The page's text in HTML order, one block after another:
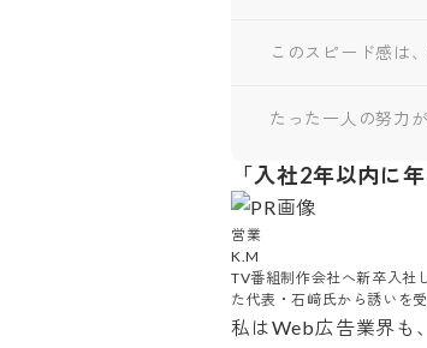
このスピード感は
たった一人の努力
「入社2年以内に
営業
K.M
TV番組制作会社へ新卒入社
た代表・石﨑氏から誘いを
私はWeb広告業界も